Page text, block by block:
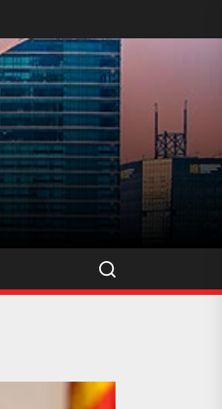
уриалжээ